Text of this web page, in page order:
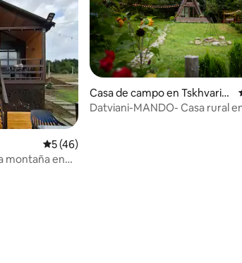
Calificación promedio: 5 de 5; 46
5 (46)
montaña en
Casa de campo en Tskhvaric
hamia
Datviani-MANDO- Casa rural